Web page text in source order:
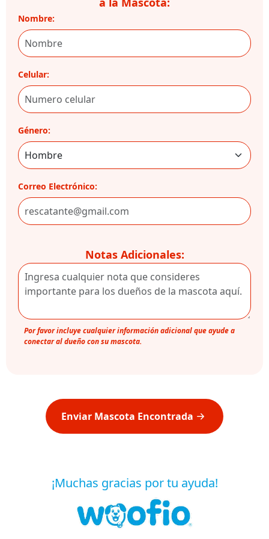
Nombre:
Celular:
Género:
Correo Electrónico:
Notas Adicionales:
Por favor incluye cualquier información adicional que ayude a
conectar al dueño con su mascota.
Enviar Mascota Encontrada
¡Muchas gracias por tu ayuda!